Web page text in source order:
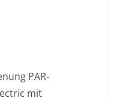
PAR-
mit